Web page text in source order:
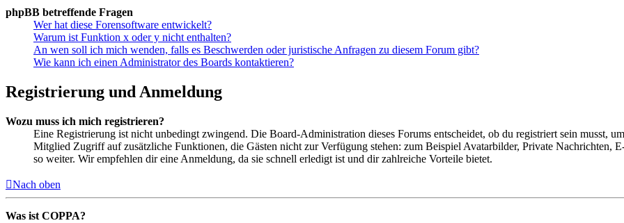
phpBB betreffende Fragen
Wer hat diese Forensoftware entwickelt?
Warum ist Funktion x oder y nicht enthalten?
An wen soll ich mich wenden, falls es Beschwerden oder juristische Anfragen zu diesem Forum gibt?
Wie kann ich einen Administrator des Boards kontaktieren?
Registrierung und Anmeldung
Wozu muss ich mich registrieren?
Eine Registrierung ist nicht unbedingt zwingend. Die Board-Administration dieses Forums entscheidet, ob du registriert sein musst,
Mitglied Zugriff auf zusätzliche Funktionen, die Gästen nicht zur Verfügung stehen: zum Beispiel Avatarbilder, Private Nachrichten,
so weiter. Wir empfehlen dir eine Anmeldung, da sie schnell erledigt ist und dir zahlreiche Vorteile bietet.
Nach oben
Was ist COPPA?